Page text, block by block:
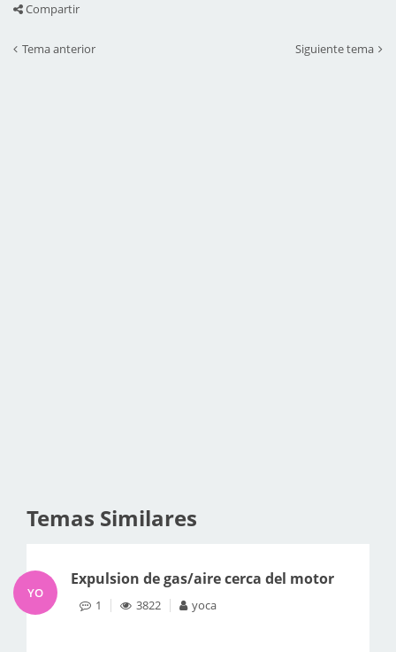
Compartir
Tema anterior Siguiente tema
Temas Similares
YO
Expulsion de gas/aire cerca del motor
1 3822 yoca